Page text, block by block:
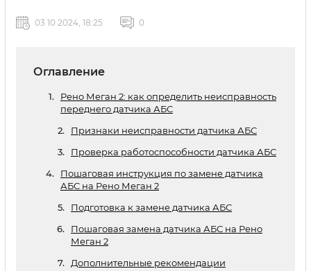
03 10 2024, 18:25 0
Оглавление
Рено Меган 2: как определить неисправность
переднего датчика АБС
Признаки неисправности датчика АБС
Проверка работоспособности датчика АБС
Пошаговая инструкция по замене датчика
АБС на Рено Меган 2
Подготовка к замене датчика АБС
Пошаговая замена датчика АБС на Рено
Меган 2
Дополнительные рекомендации